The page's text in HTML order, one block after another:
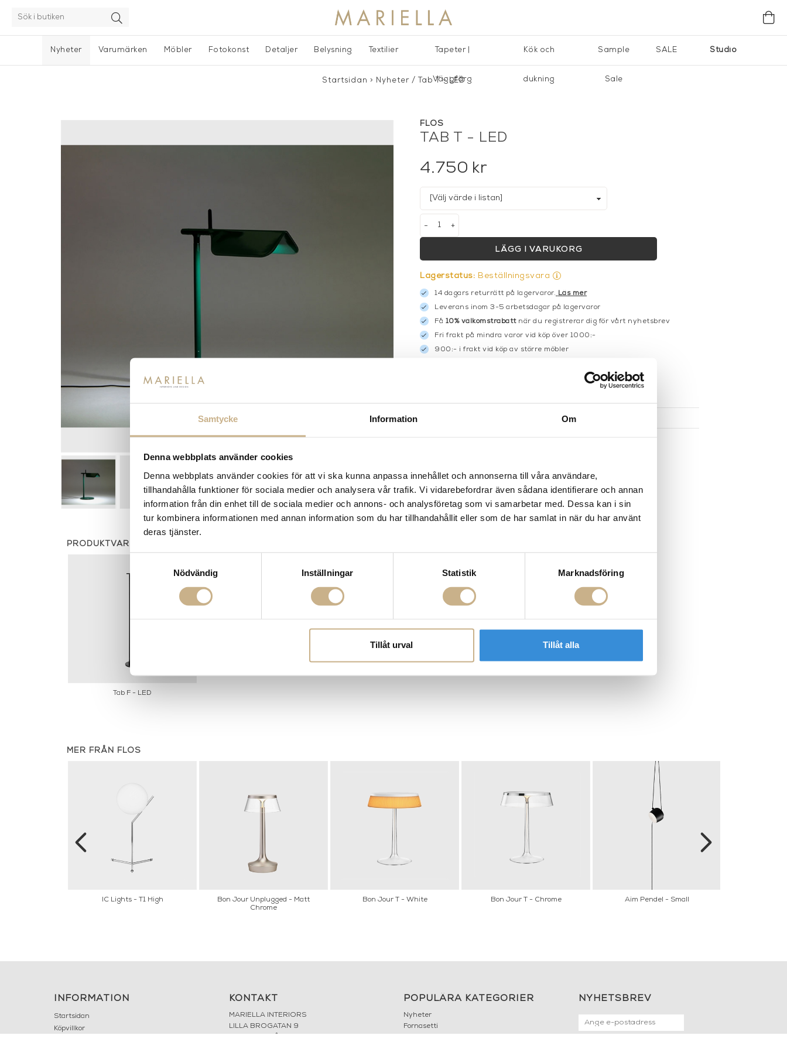
Samtycke Information Om
Denna webbplats använder cookies
Denna webbplats använder cookies för att vi ska kunna anpassa innehållet och annonserna till våra användare,
tillhandahålla funktioner för sociala medier och analysera vår trafik. Vi vidarebefordrar även sådana identifierare och annan
information från din enhet till de sociala medier och annons- och analysföretag som vi samarbetar med. Dessa kan i sin
tur kombinera informationen med annan information som du har tillhandahållit eller som de har samlat in när du har använt
deras tjänster.
Nödvändig
Inställningar Statistik Marknadsföring
Tillåt urval Tillåt alla
Nyheter Studio
Varumärken Möbler Fotokonst Detaljer Belysning Textilier Tapeter |
Väggfärg
Kök och
dukning
Sample
Sale
SALE
Startsidan > Nyheter/ Tab T - LED
FLOS
TAB T - LED
4.750 kr
+
-
LÄGG I VARUKORG
Lagerstatus: Beställningsvara
14 dagars returrätt på lagervaror. Läs mer
Leverans inom 3-5 arbetsdagar på lagervaror
Få 10% välkomstrabattnär du registrerar dig för vårt nyhetsbrev
Fri frakt på mindra varor vid köp över 1000:-
900:- i frakt vid köp av större möbler
PRODUKTVARIANTER
Tab F - LED
MER FRÅN FLOS
IC Lights - T1 High
Bon Jour Unplugged - Matt
Chrome
Bon Jour T - White Bon Jour T - Chrome Aim Pendel - Small
INFORMATION
Startsidan
Köpvillkor
KONTAKT
MARIELLA INTERIORS
LILLA BROGATAN 9
POPULÄRA KATEGORIER
Nyheter
Fornasetti
NYHETSBREV